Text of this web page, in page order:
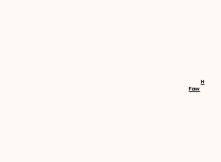
Faw
H